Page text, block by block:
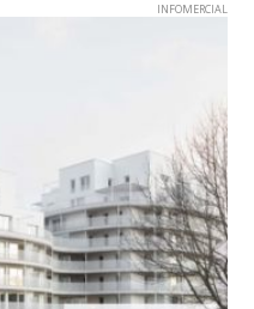
INFOMERCIAL